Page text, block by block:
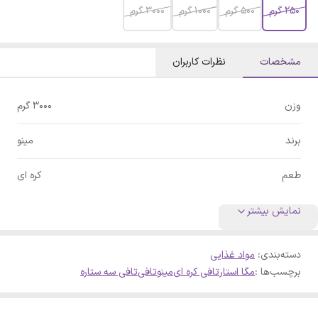
250 گرم 500 گرم 1000 گرم 3000 گرم
مشخصات نظرات کاربران
وزن 3000 گرم
برند مینو
طعم کره ای
نمایش بیشتر
دسته‌بندی: مواد غذایی
برچسب‌ها :مگا استارتافی کره ایمینوتافیتافی سه ستاره